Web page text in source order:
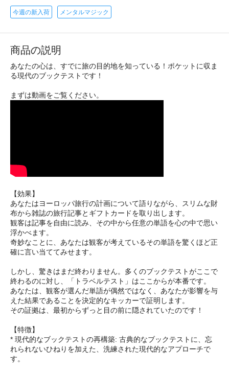
今週の新入荷 メンタルマジック
商品の説明
あなたの心は、すでに旅の目的地を知っている！ポケットに収ま
る現代のブックテストです！
まずは動画をご覧ください。
【効果】
あなたはヨーロッパ旅行の計画について語りながら、スリムな財
布から雑誌の旅行記事とギフトカードを取り出します。
観客は記事を自由に読み、その中から任意の単語を心の中で思い
浮かべます。
奇妙なことに、あなたは観客が考えているその単語を驚くほど正
確に言い当ててみせます。
しかし、驚きはまだ終わりません。多くのブックテストがここで
終わるのに対し、「トラベルテスト」はここからが本番です。
あなたは、観客が選んだ単語が偶然ではなく、あなたが影響を与
えた結果であることを決定的なキッカーで証明します。
その証拠は、最初からずっと目の前に隠されていたのです！
【特徴】
* 現代的なブックテストの再構築: 古典的なブックテストに、忘
れられないひねりを加えた、洗練された現代的なアプローチで
す。